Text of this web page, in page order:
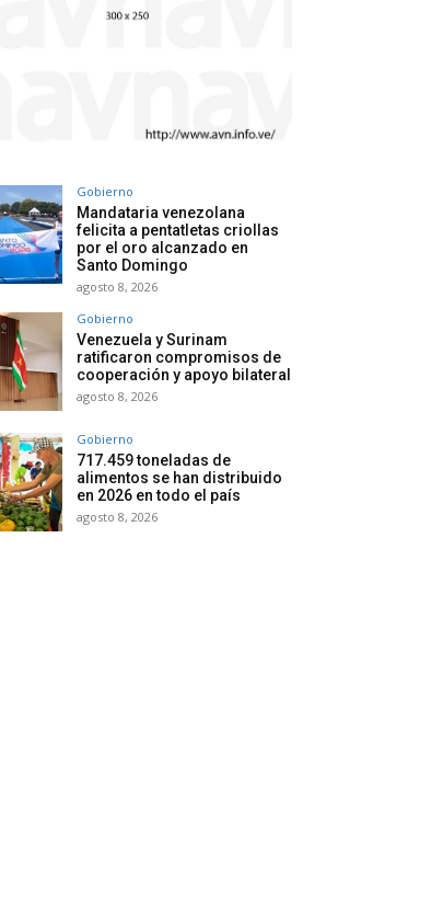
Gobierno
Mandataria venezolana
felicita a pentatletas criollas
por el oro alcanzado en
Santo Domingo
agosto 8, 2026
Gobierno
Venezuela y Surinam
ratificaron compromisos de
cooperación y apoyo bilateral
agosto 8, 2026
Gobierno
717.459 toneladas de
alimentos se han distribuido
en 2026 en todo el país
agosto 8, 2026